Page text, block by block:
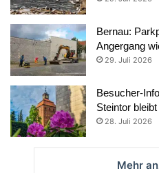
Bernau:
Angergang
29. Juli 2026
Besucher-
Steintor
28. Juli 2026
Mehr